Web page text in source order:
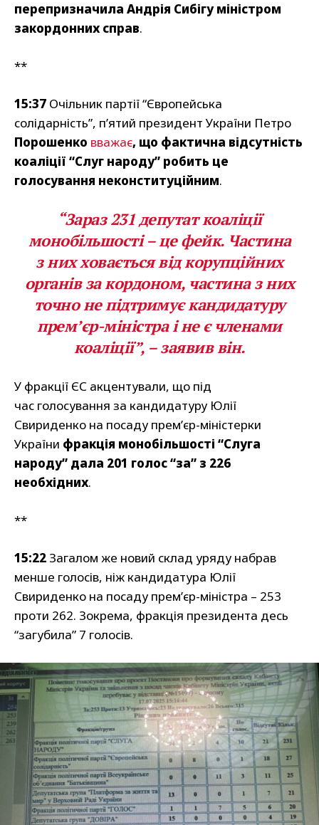
перепризначила Андрія Сибігу міністром
закордонних справ.
**
15:37 Очільник партії “Європейська
солідарність”, п’ятий президент України Петро
Порошенко вважає, що фактична відсутність
коаліції “Слуг народу” робить це
голосування неконституційним.
“Зараз 231 депутат коаліції
монобільшості – це фейк. Частина
з них ховається від корупційних
органів за кордоном, частина з них
точно не підтримує кандидатуру
прем’єр-міністра і не є членами
коаліції”, – заявив він.
У фракції ЄС акцентували, що під
час голосування за кандидатуру Юлії
Свириденко на посаду прем’єр-міністерки
України фракція монобільшості “Слуга
народу” дала 201 голос “за” з 226
необхідних.
**
15:22 Загалом же новий склад уряду набрав
менше голосів, ніж кандидатура Юлії
Свириденко на посаду прем’єр-міністра – 253
проти 262. Зокрема, фракція президента десь
“загубила” 7 голосів.